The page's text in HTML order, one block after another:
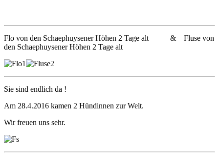
Flo von den Schaephuysener Höhen 2 Tage alt & Fluse von
den Schaephuysener Höhen 2 Tage alt
Sie sind endlich da !
Am 28.4.2016 kamen 2 Hündinnen zur Welt.
Wir freuen uns sehr.